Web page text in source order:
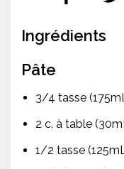
Ingrédients
Pâte
3/4 tasse
2 c. à table
1/2 tasse